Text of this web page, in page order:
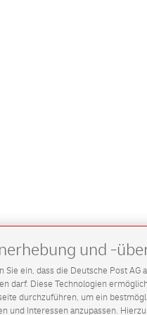
und -
Sie ein, dass die Deutsche Post
darf. Diese Technologien
durchzuführen, um ein
und Interessen anzupassen.